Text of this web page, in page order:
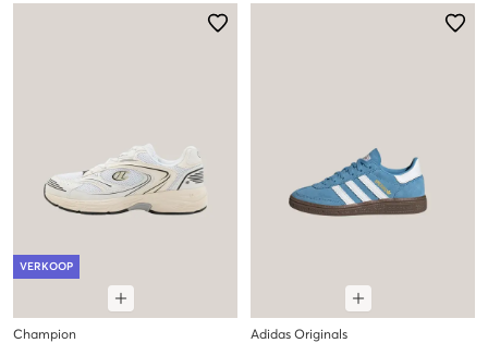
VERKOOP
Champion
Adidas Originals